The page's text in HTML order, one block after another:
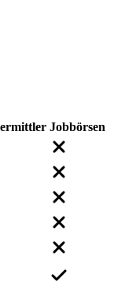
Jobbörsen